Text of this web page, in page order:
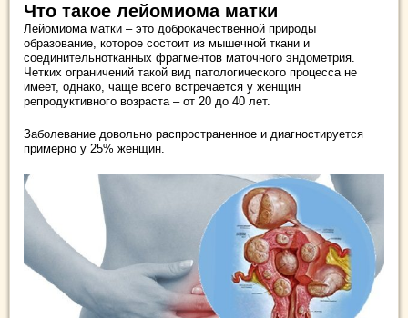
Что такое лейомиома матки
Лейомиома матки – это доброкачественной природы
образование, которое состоит из мышечной ткани и
соединительнотканных фрагментов маточного эндометрия.
Четких ограничений такой вид патологического процесса не
имеет, однако, чаще всего встречается у женщин
репродуктивного возраста – от 20 до 40 лет.
Заболевание довольно распространенное и диагностируется
примерно у 25% женщин.